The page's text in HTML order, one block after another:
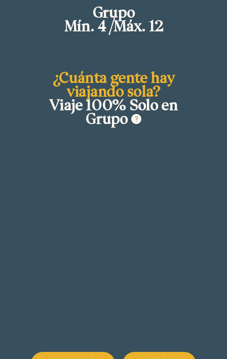
Grupo
Mín. 4 /Máx. 12
¿Cuánta gente hay
viajando sola?
Viaje 100% Solo en
Grupo